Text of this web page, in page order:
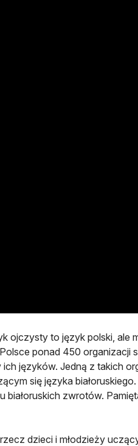
ojczysty to język polski,
ponad 450 organizacji
języków. Jedną z takich
się języka
białoruskich zwrotów.
dzieci i młodzieży